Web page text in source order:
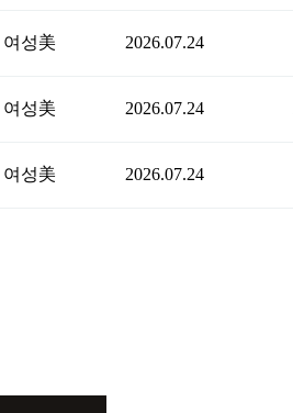
여성美 2026.07.24
여성美 2026.07.24
여성美 2026.07.24